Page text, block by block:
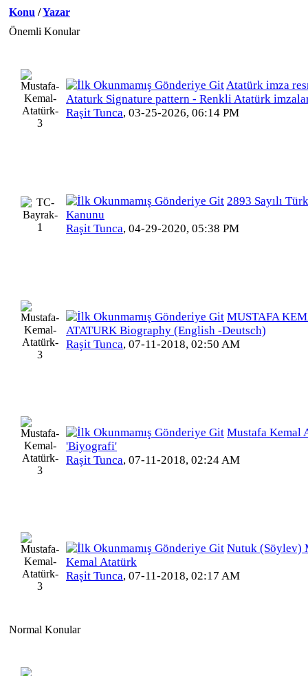
Konu /Yazar
Önemli Konular
Atatürk imza
Ataturk Signature pattern - Renkli Atatürk
Raşit Tunca, 03-25-2026, 06:14 PM
2893 Sayılı
Kanunu
Raşit Tunca, 04-29-2020, 05:38 PM
MUSTAFA
ATATURK Biography (English -Deutsch)
Raşit Tunca, 07-11-2018, 02:50 AM
Mustafa Kemal
'Biyografi'
Raşit Tunca, 07-11-2018, 02:24 AM
Nutuk (Söylev)
Kemal Atatürk
Raşit Tunca, 07-11-2018, 02:17 AM
Normal Konular